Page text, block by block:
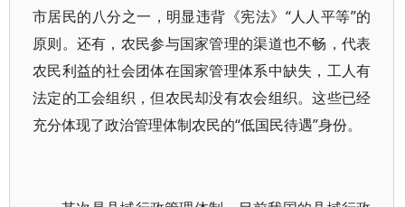
市居民的八分之一，明显违背《宪法》“人人平等”的
原则。还有，农民参与国家管理的渠道也不畅，代表
农民利益的社会团体在国家管理体系中缺失，工人有
法定的工会组织，但农民却没有农会组织。这些已经
充分体现了政治管理体制农民的“低国民待遇”身份。